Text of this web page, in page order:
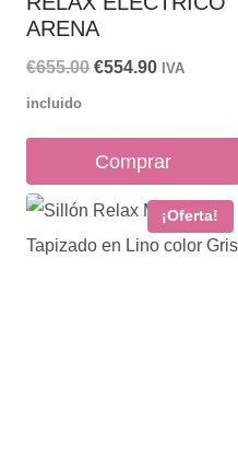
ARENA
€655.00 El
original
era:
€655.00.
€554.90El
actual
es:
€554.90.
IVA
incluido
Comprar
¡Oferta!